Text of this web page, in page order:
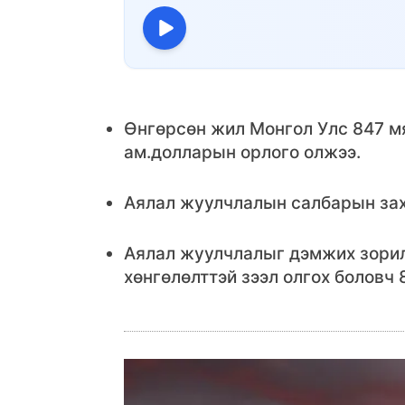
Өнгөрсөн жил Монгол Улс 847
ам.долларын орлого олжээ.
Аялал жуулчлалын салбарын
Аялал жуулчлалыг дэмжих
хөнгөлөлттэй зээл олгох